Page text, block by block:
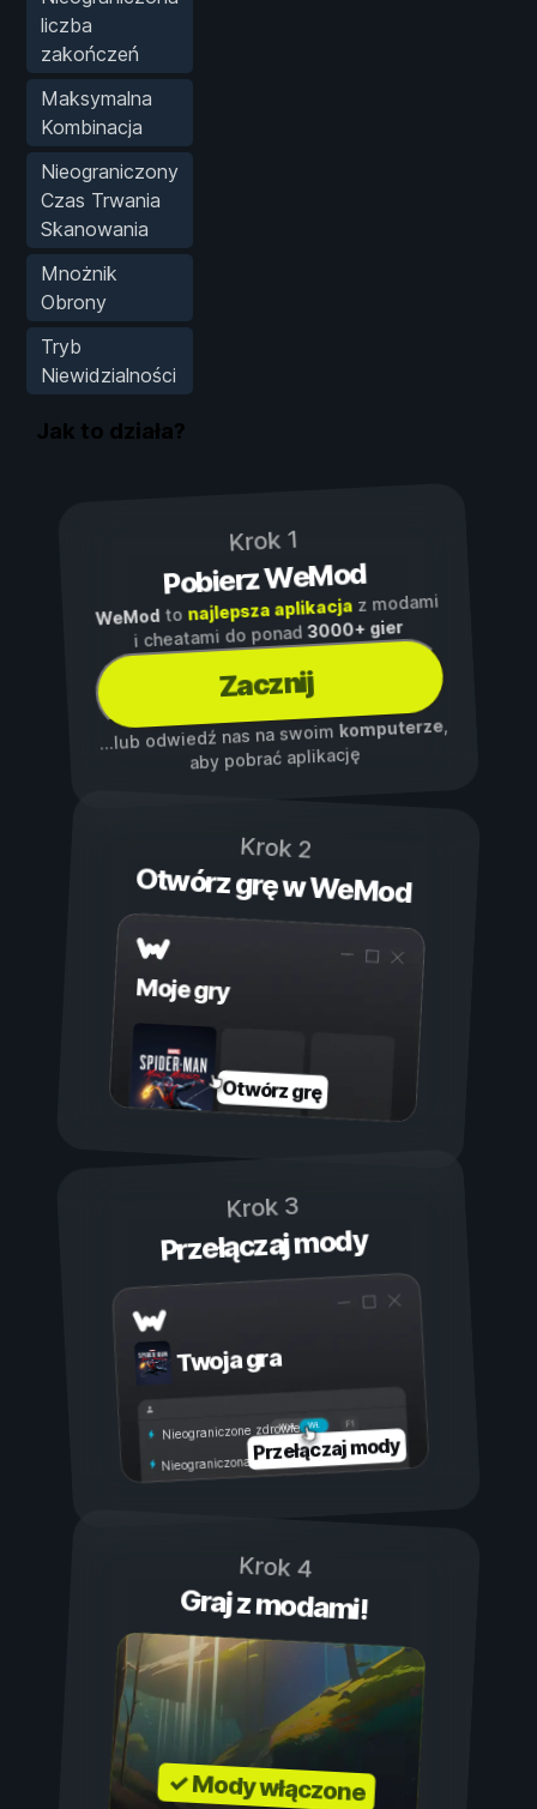
liczba
zakończeń
Maksymalna
Kombinacja
Nieograniczony
Czas Trwania
Skanowania
Mnożnik
Obrony
Tryb
Niewidzialności
Jak to działa?
Krok 1
Pobierz WeMod
WeModto najlepsza aplikacjaz modami
i cheatami do ponad3000+ gier
Zacznij
...lub odwiedź nas na swoim komputerze,
aby pobrać aplikację
Krok 2
Otwórz grę w WeMod
Moje gry
Otwórz grę
Krok 3
Przełączaj mody
Twoja gra
Wł.
Wył.
Nieograniczone zdrowie
Nieograniczona wytrzymałość
Przełączaj mody
Krok 4
Graj z modami!
✓ Mody włączone